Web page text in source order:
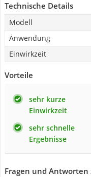
Technische Details
Modell
Anwendung
Einwirkzeit
Vorteile
sehr kurze
Einwirkzeit
sehr schnelle
Ergebnisse
Fragen und Antworten